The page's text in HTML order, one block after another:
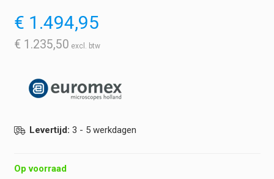
€ 1.494,95
€ 1.235,50
Levertijd: 3 - 5 werkdagen
Op voorraad